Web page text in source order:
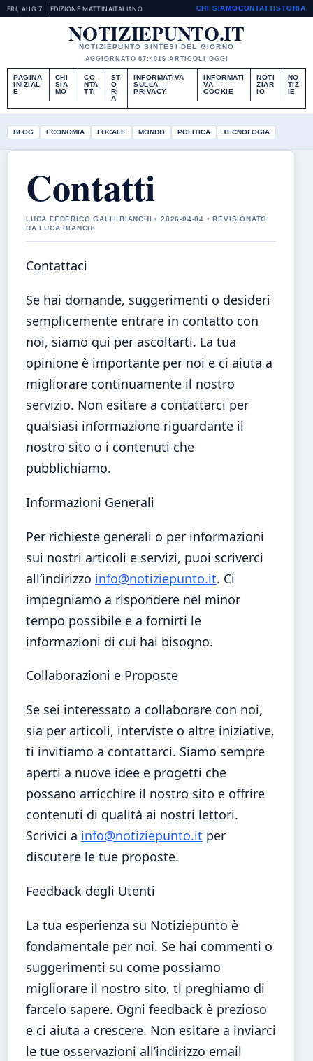
FRI, AUG 7 EDIZIONE MATTINAITALIANO CHI SIAMOCONTATTISTORIA
NOTIZIEPUNTO.IT
NOTIZIEPUNTO SINTESI DEL GIORNO
AGGIORNATO 07:4016 ARTICOLI OGGI
PAGINA
INIZIAL
E
CHI
SIA
MO
CO
NTA
TTI
ST
O
RI
A
INFORMATIVA
SULLA
PRIVACY
INFORMATI
VA
COOKIE
NOTI
ZIAR
IO
NO
TIZ
IE
BLOG ECONOMIA LOCALE MONDO POLITICA TECNOLOGIA
Contatti
LUCA FEDERICO GALLI BIANCHI • 2026-04-04 • REVISIONATO
DA LUCA BIANCHI
Contattaci
Se hai domande, suggerimenti o desideri
semplicemente entrare in contatto con
noi, siamo qui per ascoltarti. La tua
opinione è importante per noi e ci aiuta a
migliorare continuamente il nostro
servizio. Non esitare a contattarci per
qualsiasi informazione riguardante il
nostro sito o i contenuti che
pubblichiamo.
Informazioni Generali
Per richieste generali o per informazioni
sui nostri articoli e servizi, puoi scriverci
all’indirizzo info@notiziepunto.it. Ci
impegniamo a rispondere nel minor
tempo possibile e a fornirti le
informazioni di cui hai bisogno.
Collaborazioni e Proposte
Se sei interessato a collaborare con noi,
sia per articoli, interviste o altre iniziative,
ti invitiamo a contattarci. Siamo sempre
aperti a nuove idee e progetti che
possano arricchire il nostro sito e offrire
contenuti di qualità ai nostri lettori.
Scrivici a info@notiziepunto.it per
discutere le tue proposte.
Feedback degli Utenti
La tua esperienza su Notiziepunto è
fondamentale per noi. Se hai commenti o
suggerimenti su come possiamo
migliorare il nostro sito, ti preghiamo di
farcelo sapere. Ogni feedback è prezioso
e ci aiuta a crescere. Non esitare a inviarci
le tue osservazioni all’indirizzo email